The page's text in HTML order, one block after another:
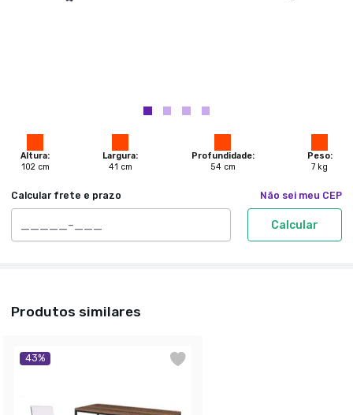
Altura:
102cm
Largura:
41 cm
Profundidade:
54cm
Peso:
7 kg
Calcular frete e prazo Não sei meu CEP
Calcular
Produtos similares
43%